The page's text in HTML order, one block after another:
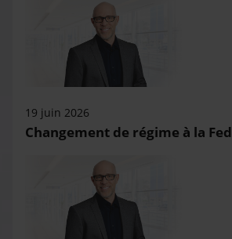
19 juin 2026
Changement de régime à la Fed